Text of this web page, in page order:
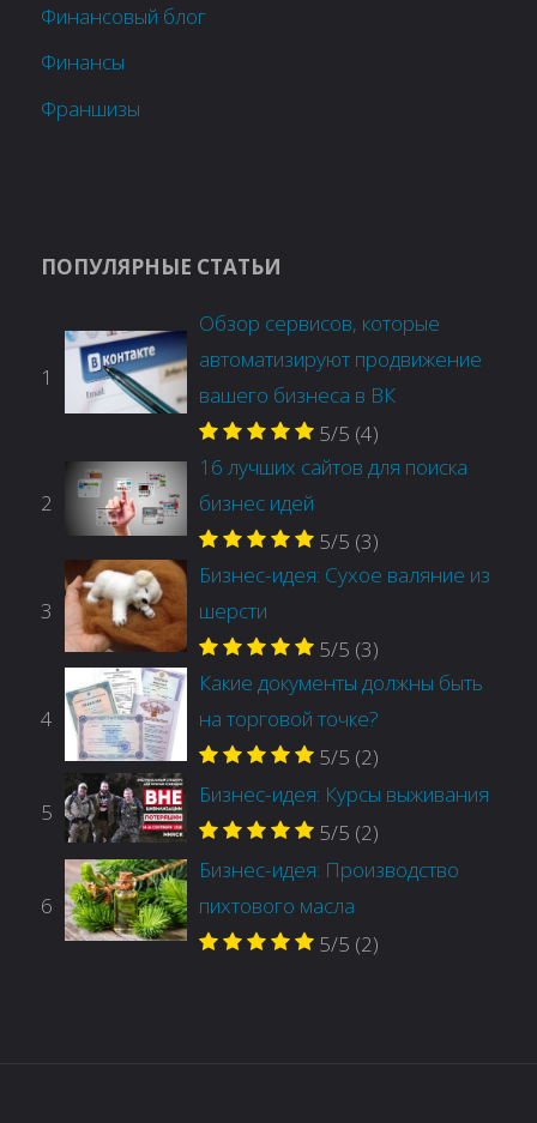
Финансовый блог
Финансы
Франшизы
ПОПУЛЯРНЫЕ СТАТЬИ
1
Обзор сервисов, которые
автоматизируют продвижение
вашего бизнеса в ВК
5/5 (4)
2
16 лучших сайтов для поиска
бизнес идей
5/5 (3)
3
Бизнес-идея: Сухое валяние из
шерсти
5/5 (3)
4
Какие документы должны быть
на торговой точке?
5/5 (2)
5
Бизнес-идея: Курсы выживания
5/5 (2)
6
Бизнес-идея: Производство
пихтового масла
5/5 (2)